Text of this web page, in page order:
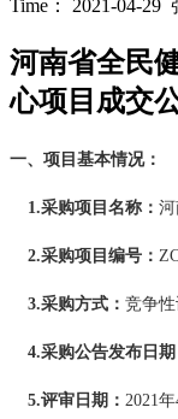
Time： 2021-04-29
河南省全民
心项目成交
一、项目基本情况：
1.采购项目名称 ：
2.采购项目编号：
3.采购方式： 竞争性
4.采购公告发布日期
5.评审日期： 2021年